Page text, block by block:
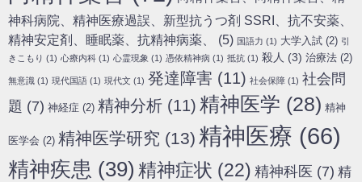
神科病院、精神医療過誤、新型抗うつ剤 SSRI、抗不安薬、
精神安定剤、睡眠薬、抗精神病薬、
(5) 国語力 (1) 大学入試 (2) 引
きこもり (1) 心療内科 (1) 心霊現象 (1) 憑依精神病 (1) 抵抗 (1) 殺人 (3) 治療法 (2)
無意識 (1) 現代国語 (1) 現代文 (1) 発達障害 (11) 社会保障 (1) 社会問
題 (7) 神経症 (2) 精神分析 (11) 精神医学 (28) 精神
医学会 (2) 精神医学研究 (13) 精神医療 (66)
精神疾患 (39) 精神症状 (22) 精神科医 (7) 精